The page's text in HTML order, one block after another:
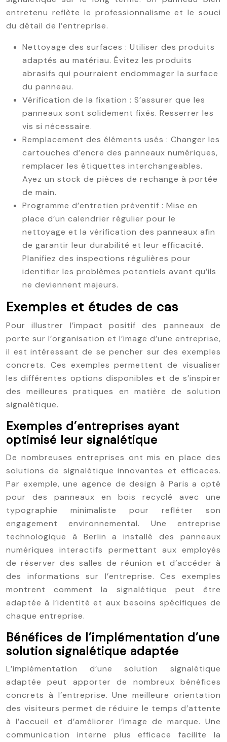
entretenu reflète le professionnalisme et le souci
du détail de l’entreprise.
Nettoyage des surfaces : Utiliser des produits
adaptés au matériau. Évitez les produits
abrasifs qui pourraient endommager la surface
du panneau.
Vérification de la fixation : S’assurer que les
panneaux sont solidement fixés. Resserrer les
vis si nécessaire.
Remplacement des éléments usés : Changer les
cartouches d’encre des panneaux numériques,
remplacer les étiquettes interchangeables.
Ayez un stock de pièces de rechange à portée
de main.
Programme d’entretien préventif : Mise en
place d’un calendrier régulier pour le
nettoyage et la vérification des panneaux afin
de garantir leur durabilité et leur efficacité.
Planifiez des inspections régulières pour
identifier les problèmes potentiels avant qu’ils
ne deviennent majeurs.
Exemples et études de cas
Pour illustrer l’impact positif des panneaux de
porte sur l’organisation et l’image d’une entreprise,
il est intéressant de se pencher sur des exemples
concrets. Ces exemples permettent de visualiser
les différentes options disponibles et de s’inspirer
des meilleures pratiques en matière de solution
signalétique.
Exemples d’entreprises ayant
optimisé leur signalétique
De nombreuses entreprises ont mis en place des
solutions de signalétique innovantes et efficaces.
Par exemple, une agence de design à Paris a opté
pour des panneaux en bois recyclé avec une
typographie minimaliste pour refléter son
engagement environnemental. Une entreprise
technologique à Berlin a installé des panneaux
numériques interactifs permettant aux employés
de réserver des salles de réunion et d’accéder à
des informations sur l’entreprise. Ces exemples
montrent comment la signalétique peut être
adaptée à l’identité et aux besoins spécifiques de
chaque entreprise.
Bénéfices de l’implémentation d’une
solution signalétique adaptée
L’implémentation d’une solution signalétique
adaptée peut apporter de nombreux bénéfices
concrets à l’entreprise. Une meilleure orientation
des visiteurs permet de réduire le temps d’attente
à l’accueil et d’améliorer l’image de marque. Une
communication interne plus efficace facilite la